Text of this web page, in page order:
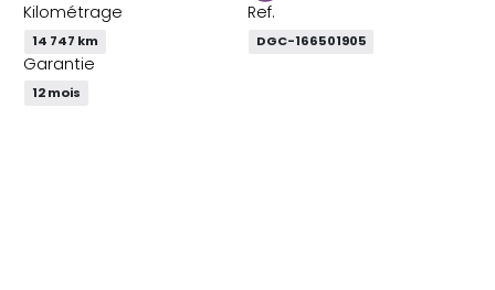
Kilométrage
14 747 km
Ref.
DGC-166501905
Garantie
12 mois